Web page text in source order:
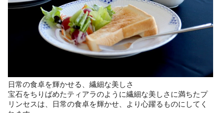
日常の食卓を輝かせる、繊細な美しさ
宝石をちりばめたティアラのように繊細な美しさに満ちたプ
リンセスは、日常の食卓を輝かせ、より心躍るものにしてく